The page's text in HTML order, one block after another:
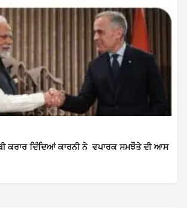
ਕਰਾਰ ਦਿੰਦਿਆਂ ਕਾਰਨੀ ਨੇ ਵਪਾਰਕ ਸਮਝੌਤੇ ਦੀ ਆਸ